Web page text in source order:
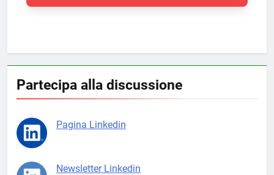
Partecipa alla discussione
Pagina Linkedin
Newsletter Linkedin